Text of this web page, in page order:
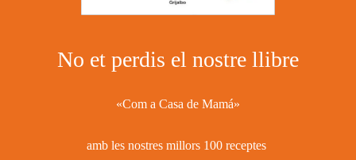
No et perdis el nostre llibre
«Com a Casa de Mamá»
amb les nostres millors 100 receptes ​